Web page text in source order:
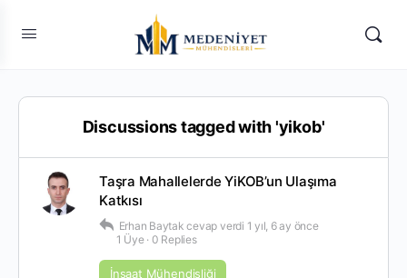
Discussions tagged with 'yikob'
Taşra Mahallelerde YiKOB’un Ulaşıma
Katkısı
Erhan Baytak cevap verdi 1 yıl, 6 ay önce
1 Üye · 0 Replies
İnşaat Mühendisliği